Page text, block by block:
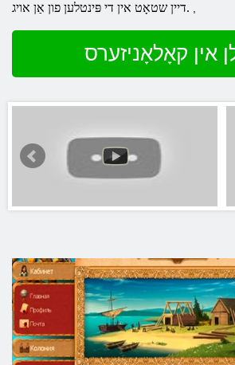
דיין שטאָט אין די פּינטלען פון אַן אויג.
אין קאָלאָניזערס